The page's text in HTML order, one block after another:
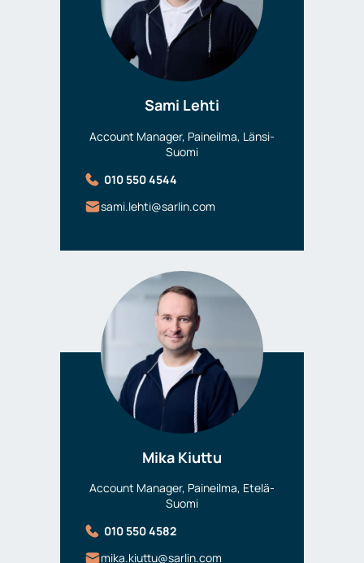
Sami Lehti
Account Manager, Paineilma, Länsi-
Suomi
010 550 4544
sami.lehti@sarlin.com
Mika Kiuttu
Account Manager, Paineilma, Etelä-
Suomi
010 550 4582
mika.kiuttu@sarlin.com